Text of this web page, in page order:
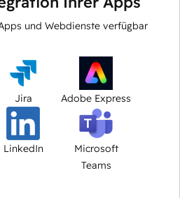
und Webdienste verfügbar
Jira Adobe Express
LinkedIn
Microsoft
Teams